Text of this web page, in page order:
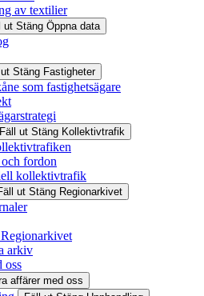
av textilier
ut Stäng Öppna data
Stäng Fastigheter
som fastighetsägare
Fäll ut Stäng Kollektivtrafik
fordon
kollektivtrafik
ut Stäng Regionarkivet
arkiv
oss
affärer med oss